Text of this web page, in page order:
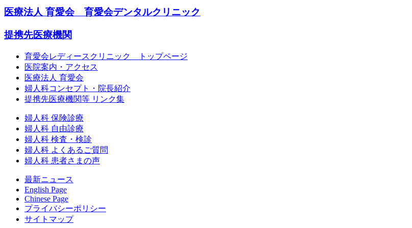
医療法人 育愛会 育愛会デンタルクリニック
提携先医療機関
育愛会レディースクリニック トップページ
医院案内・アクセス
医療法人 育愛会
婦人科コンセプト・院長紹介
提携先医療機関等 リンク集
婦人科 保険診療
婦人科 自由診療
婦人科 検査・検診
婦人科 よくあるご質問
婦人科 患者さまの声
最新ニュース
English Page
Chinese Page
プライバシーポリシー
サイトマップ